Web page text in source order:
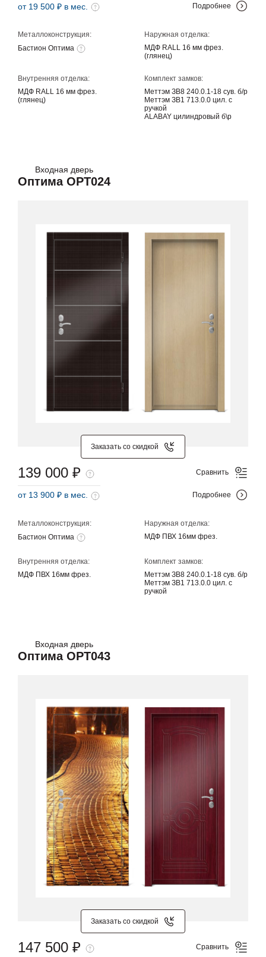
Металлоконструкция:
Бастион Оптима
Наружная отделка:
МДФ RALL 16 мм фрез.
(глянец)
Внутренняя отделка:
МДФ RALL 16 мм фрез.
(глянец)
Комплект замков:
Меттэм ЗВ8 240.0.1-18 сув. б/р
Меттэм ЗВ1 713.0.0 цил. с
ручкой
ALABAY цилиндровый б\р
от 19 500 ₽ в мес. Подробнее
Входная дверь
Оптима OPT024
Заказать со скидкой
Металлоконструкция:
Бастион Оптима
Наружная отделка:
МДФ ПВХ 16мм фрез.
Внутренняя отделка:
МДФ ПВХ 16мм фрез.
Комплект замков:
Меттэм ЗВ8 240.0.1-18 сув. б/р
Меттэм ЗВ1 713.0.0 цил. с
ручкой
139 000 ₽
от 13 900 ₽ в мес.
Сравнить
Подробнее
Входная дверь
Оптима OPT043
Заказать со скидкой
147 500 ₽ Сравнить